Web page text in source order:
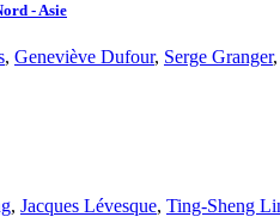
- Asie
, Geneviève Dufour, Serge Granger,
, Jacques Lévesque, Ting-Sheng